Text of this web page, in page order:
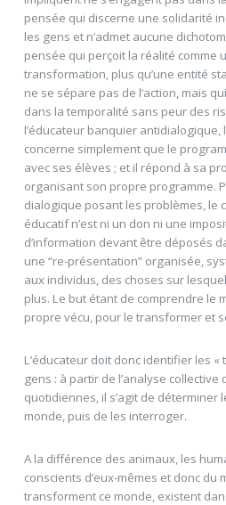
pensée qui discerne une solidarité
les gens et n’admet aucune
pensée qui perçoit la réalité comme
transformation, plus qu’une entité
ne se sépare pas de l’action, mais
dans la temporalité sans peur des
l’éducateur banquier
concerne simplement que le
avec ses élèves ; et il répond à sa
organisant son propre programme.
dialogique posant les problèmes, le
éducatif n’est ni un don ni une
d’information devant être déposés
une “re-présentation” organisée,
aux individus, des choses sur
plus. Le but étant de comprendre le
propre vécu, pour le transformer et
L’éducateur doit donc identifier les
gens : à partir de l’analyse collective
quotidiennes, il s’agit de déterminer
monde, puis de les interroger.
A la différence des animaux, les
conscients d’eux-mêmes et donc du
transforment ce monde, existent